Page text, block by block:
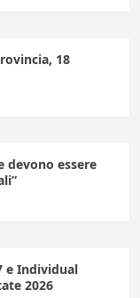
18
devono essere
e Individual
2026